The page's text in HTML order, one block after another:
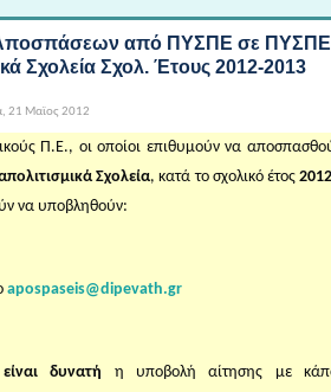
Αποσπάσεων από ΠΥΣΠΕ σε
Σχολεία Σχολ. Έτους 2012-2013
21 Μαϊος 2012
Π.Ε., οι οποίοι επιθυμούν να
Σχολεία, κατά το σχολικό έτος
να υποβληθούν:
apospaseis@dipevath.gr
δυνατή η υποβολή αίτησης με